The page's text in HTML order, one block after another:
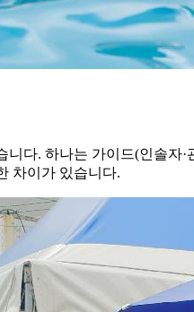
다. 하나는 가이드(인솔
차이가 있습니다.